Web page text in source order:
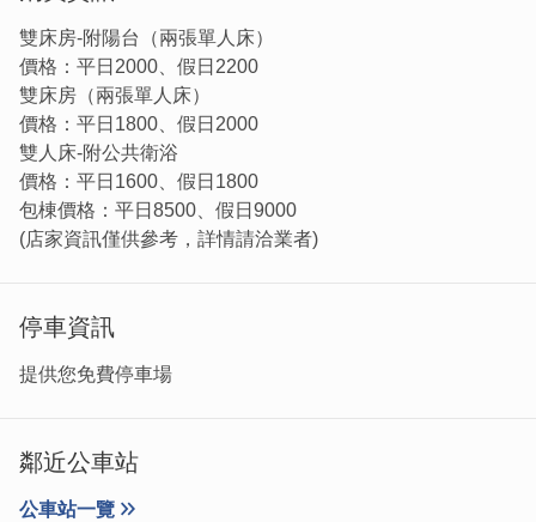
雙床房-附陽台（兩張單人床）
價格：平日2000、假日2200
雙床房（兩張單人床）
價格：平日1800、假日2000
雙人床-附公共衛浴
價格：平日1600、假日1800
包棟價格：平日8500、假日9000
(店家資訊僅供參考，詳情請洽業者)
停車資訊
提供您免費停車場
鄰近公車站
公車站一覽